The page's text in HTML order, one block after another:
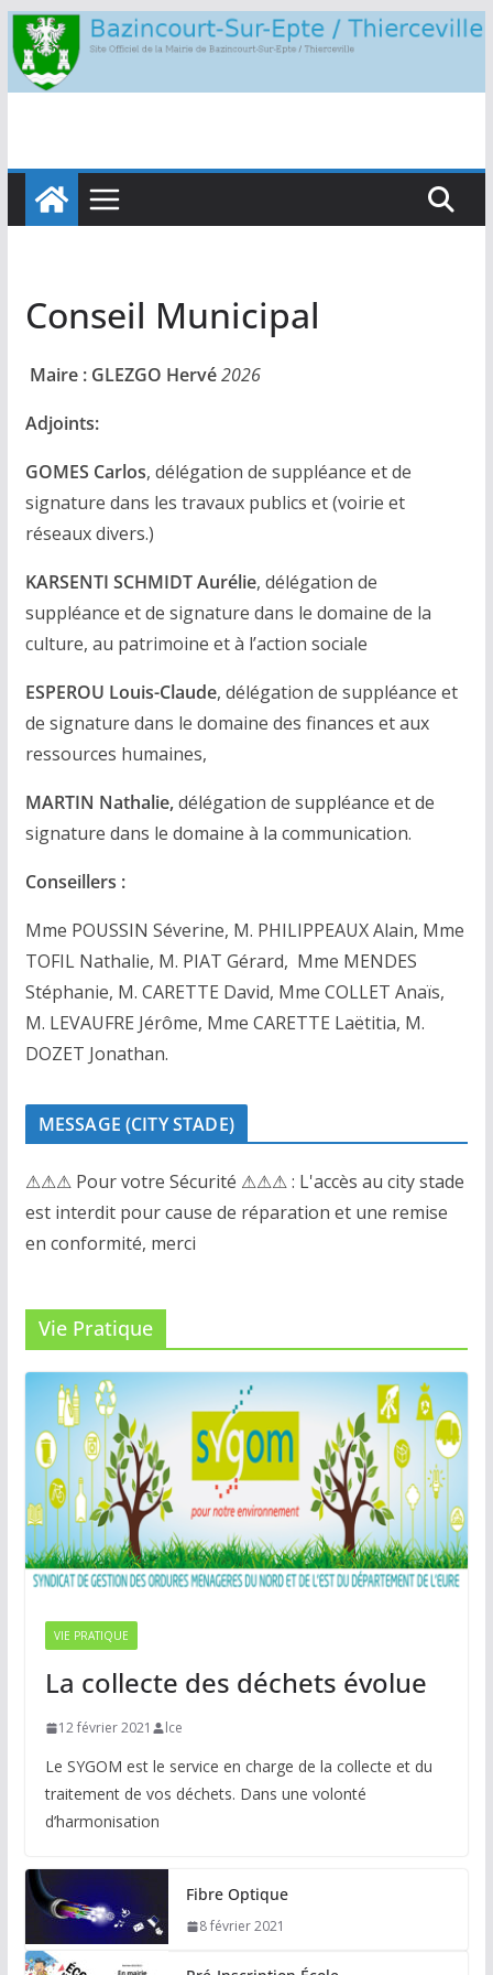
Passer
au
contenu
Conseil Municipal
Maire: GLEZGO Hervé2026
Adjoints:
GOMES Carlos, délégation de suppléance et de
signature dans les travaux publics et (voirie et
réseaux divers.)
KARSENTI SCHMIDT Aurélie, délégation de
suppléance et de signature dans le domaine de la
culture, au patrimoine et à l’action sociale
ESPEROU Louis-Claude, délégation de suppléance et
de signature dans le domaine des finances et aux
ressources humaines,
MARTIN Nathalie,délégation de suppléance et de
signature dans le domaine à la communication.
Conseillers :
Mme POUSSIN Séverine, M. PHILIPPEAUX Alain, Mme
TOFIL Nathalie, M. PIAT Gérard, Mme MENDES
Stéphanie, M. CARETTE David, Mme COLLET Anaïs,
M. LEVAUFRE Jérôme, Mme CARETTE Laëtitia, M.
DOZET Jonathan.
MESSAGE (CITY STADE)
⚠⚠⚠ Pour votre Sécurité ⚠⚠⚠ : L'accès au city stade
est interdit pour cause de réparation et une remise
en conformité, merci
Vie Pratique
VIE PRATIQUE
La collecte des déchets évolue
12 février 2021 lce
Le SYGOM est le service en charge de la collecte et du
traitement de vos déchets. Dans une volonté
d’harmonisation
Fibre Optique
8 février 2021